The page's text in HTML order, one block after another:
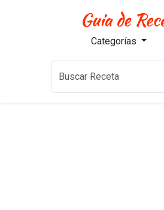
Categorías